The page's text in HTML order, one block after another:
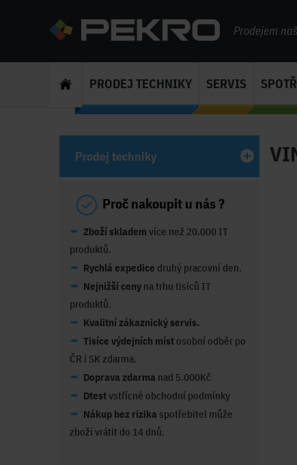
Prodejem
PRODEJ TECHNIKY SERVIS
Prodej techniky
Proč nakoupit u nás ?
Zboží skladem více než 20.000 IT
produktů.
Rychlá expedice druhý pracovní den.
Nejnižší ceny na trhu tisíců IT
produktů.
Kvalitní zákaznický servis.
Tisíce výdejních míst osobní odběr po
ČR i SK zdarma.
Doprava zdarma nad 5.000Kč
Dtestvstřícné obchodní podmínky
Nákup bez rizika spotřebitel může
zboží vrátit do 14 dnů.